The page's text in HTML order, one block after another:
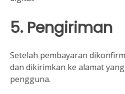
5. Pengiriman
Setelah pembayaran
dan dikirimkan ke alamat
pengguna.